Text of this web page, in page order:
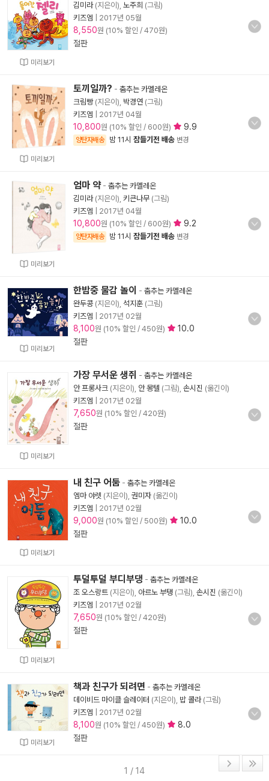
미리보기
김미라(지은이), 노주희 (그림)
키즈엠
2017년 05월
8,550원 (10% 할인 / 470원)
절판
미리보기
토끼일까? - 춤추는 카멜레온
크림빵(지은이), 박경연 (그림)
키즈엠
2017년 04월
10,800원 (10% 할인 / 600원) 9.9
양탄자배송 밤 11시 잠들기전 배송 변경
미리보기
엄마 약- 춤추는 카멜레온
김미라(지은이), 키큰나무 (그림)
키즈엠
2017년 04월
10,800원 (10% 할인 / 600원) 9.2
양탄자배송 밤 11시 잠들기전 배송 변경
미리보기
한밤중 물감 놀이 - 춤추는 카멜레온
완두콩 (지은이), 석지훈 (그림)
키즈엠
2017년 02월
8,100원 (10% 할인 / 450원)
10.0
절판
미리보기
가장 무서운 생쥐 - 춤추는 카멜레온
안 프롱사크 (지은이), 안 몽텔 (그림), 손시진 (옮긴이)
키즈엠
2017년 02월
7,650원 (10% 할인 / 420원)
절판
미리보기
내 친구 어둠 - 춤추는 카멜레온
엠마 야렛 (지은이), 권미자 (옮긴이)
키즈엠
2017년 02월
9,000원 (10% 할인 / 500원)
10.0
절판
미리보기
투덜투덜 부디부댕 - 춤추는 카멜레온
조 오스랑트 (지은이), 아르노 부탱 (그림), 손시진 (옮긴이)
키즈엠
2017년 02월
7,650원 (10% 할인 / 420원)
절판
미리보기
책과 친구가 되려면 - 춤추는 카멜레온
데이비드 마이클 슬레이터 (지은이), 밥 콜라(그림)
키즈엠
2017년 02월
8,100원 (10% 할인 / 450원)
8.0
절판
1 / 14